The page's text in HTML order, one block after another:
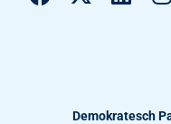
Demokratesch